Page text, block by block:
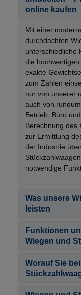
online kaufen
Mit einer
durchdachten
unterschiedliche
die
exakte
zum Zählen
nur von unserer
auch von
Betrieb, Büro
Berechnung des
zur Ermittlung
der Industrie
notwendige
Was unsere
leisten
Funktionen
Wiegen und
Worauf Sie